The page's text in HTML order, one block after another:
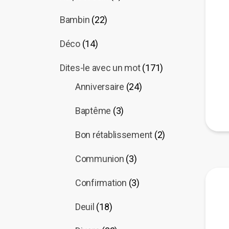
Bambin (22)
Déco (14)
Dites-le avec un mot (171)
Anniversaire (24)
Baptême (3)
Bon rétablissement (2)
Communion (3)
Confirmation (3)
Deuil (18)